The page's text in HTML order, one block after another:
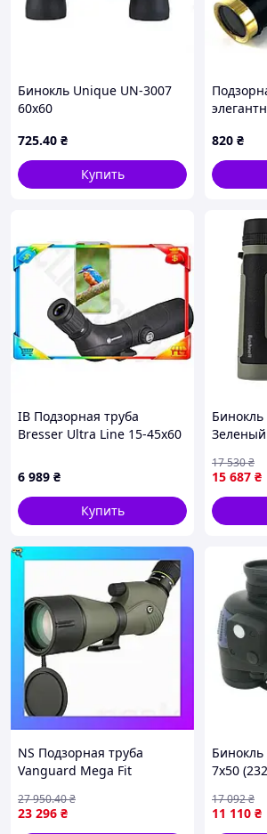
Бинокль Unique UN-3007
60х60
725.40 ₴
Купить
820 ₴
ІВ Подзорная труба
Bresser Ultra Line 15-45x60
кемпинга с видео 2K и
быстрой фокус ЕMN_PS
6 989 ₴
Купить
15 687 ₴
17 530₴
NS Подзорная труба
Vanguard Mega Fit
60x80/45 WP (Endeavor XF
80A) Nes22/Q
23 296 ₴
27 950.40₴
7x50
11 110 ₴
17 092₴